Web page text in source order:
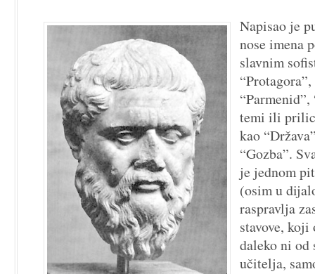
Ideja
Napisao je
nose imena
slavnim
temi ili
kao
“Gozba”.
je jednom
(osim u
raspravlja
stavove,
daleko ni od
učitelja,